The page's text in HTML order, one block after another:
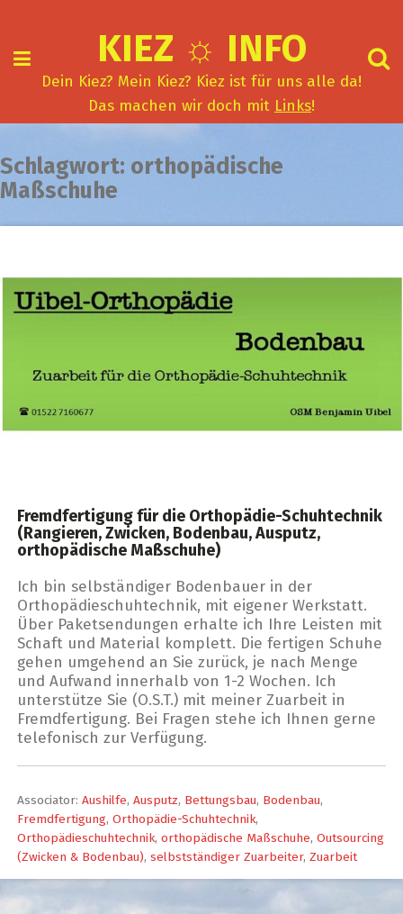
KIEZ ☼ INFO
Dein Kiez? Mein Kiez? Kiez ist für uns alle da!
Das machen wir doch mit Links!
Schlagwort: orthopädische
Maßschuhe
Fremdfertigung für die Orthopädie-Schuhtechnik
(Rangieren, Zwicken, Bodenbau, Ausputz,
orthopädische Maßschuhe)
Ich bin selbständiger Bodenbauer in der
Orthopädieschuhtechnik, mit eigener Werkstatt.
Über Paketsendungen erhalte ich Ihre Leisten mit
Schaft und Material komplett. Die fertigen Schuhe
gehen umgehend an Sie zurück, je nach Menge
und Aufwand innerhalb von 1-2 Wochen. Ich
unterstütze Sie (O.S.T.) mit meiner Zuarbeit in
Fremdfertigung. Bei Fragen stehe ich Ihnen gerne
telefonisch zur Verfügung.
Associator: Aushilfe, Ausputz, Bettungsbau, Bodenbau,
Fremdfertigung, Orthopädie-Schuhtechnik,
Orthopädieschuhtechnik, orthopädische Maßschuhe, Outsourcing
(Zwicken & Bodenbau), selbstständiger Zuarbeiter, Zuarbeit